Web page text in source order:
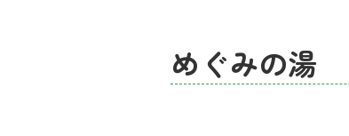
めぐみの湯